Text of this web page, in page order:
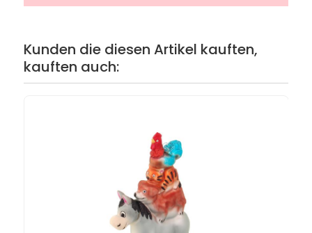
Kunden die diesen Artikel kauften,
kauften auch: